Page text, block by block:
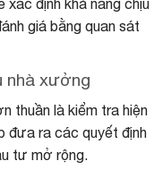
xác định khả năng chịu
giá bằng quan sát
nhà xưởng
thuần là kiểm tra hiện
đưa ra các quyết định
tư mở rộng.